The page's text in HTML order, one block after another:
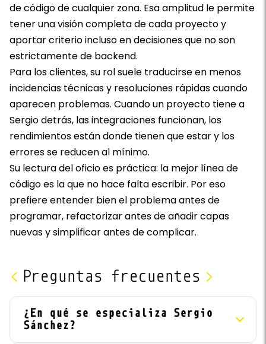
de código de cualquier zona. Esa amplitud le permite
tener una visión completa de cada proyecto y
aportar criterio incluso en decisiones que no son
estrictamente de backend.
Para los clientes, su rol suele traducirse en menos
incidencias técnicas y resoluciones rápidas cuando
aparecen problemas. Cuando un proyecto tiene a
Sergio detrás, las integraciones funcionan, los
rendimientos están donde tienen que estar y los
errores se reducen al mínimo.
Su lectura del oficio es práctica: la mejor línea de
código es la que no hace falta escribir. Por eso
prefiere entender bien el problema antes de
programar, refactorizar antes de añadir capas
nuevas y simplificar antes de complicar.
Preguntas frecuentes
¿En qué se especializa Sergio
Sánchez?